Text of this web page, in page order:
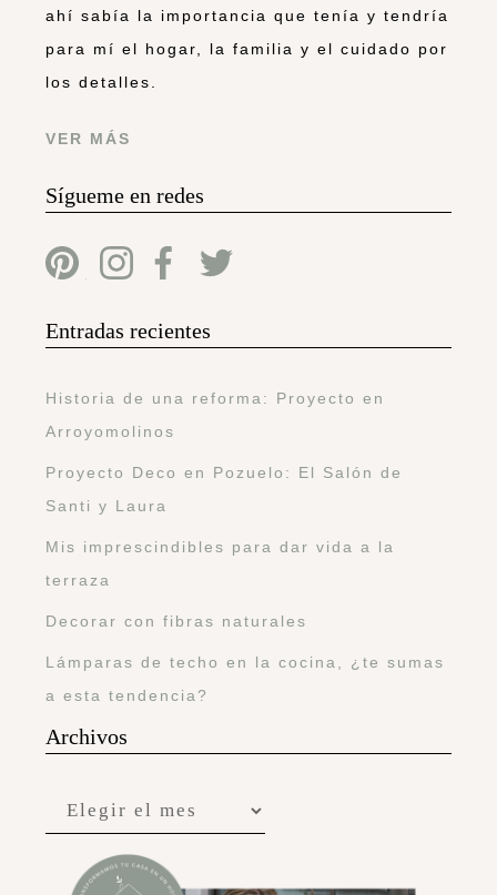
ahí sabía la importancia que tenía y tendría
para mí el hogar, la familia y el cuidado por
los detalles.
VER MÁS
Sígueme en redes
Entradas recientes
Historia de una reforma: Proyecto en
Arroyomolinos
Proyecto Deco en Pozuelo: El Salón de
Santi y Laura
Mis imprescindibles para dar vida a la
terraza
Decorar con fibras naturales
Lámparas de techo en la cocina, ¿te sumas
a esta tendencia?
Archivos